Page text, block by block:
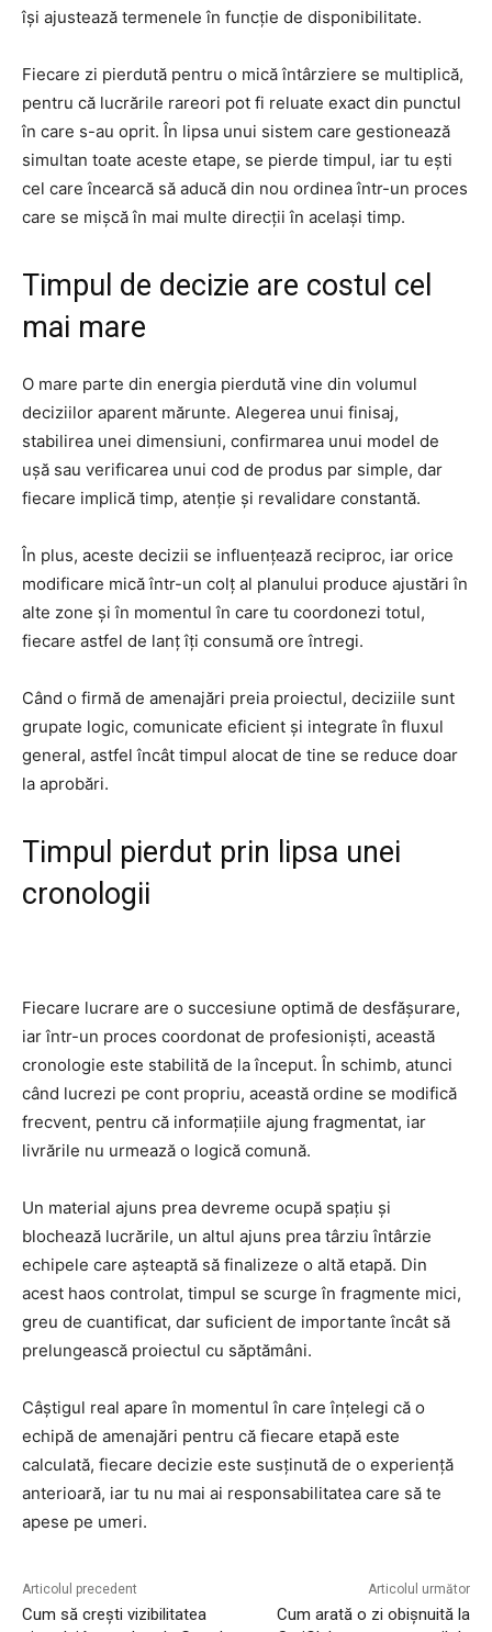
își ajustează termenele în funcție de disponibilitate.
Fiecare zi pierdută pentru o mică întârziere se multiplică,
pentru că lucrările rareori pot fi reluate exact din punctul
în care s-au oprit. În lipsa unui sistem care gestionează
simultan toate aceste etape, se pierde timpul, iar tu ești
cel care încearcă să aducă din nou ordinea într-un proces
care se mișcă în mai multe direcții în același timp.
Timpul de decizie are costul cel
mai mare
O mare parte din energia pierdută vine din volumul
deciziilor aparent mărunte. Alegerea unui finisaj,
stabilirea unei dimensiuni, confirmarea unui model de
ușă sau verificarea unui cod de produs par simple, dar
fiecare implică timp, atenție și revalidare constantă.
În plus, aceste decizii se influențează reciproc, iar orice
modificare mică într-un colț al planului produce ajustări în
alte zone și în momentul în care tu coordonezi totul,
fiecare astfel de lanț îți consumă ore întregi.
Când o firmă de amenajări preia proiectul, deciziile sunt
grupate logic, comunicate eficient și integrate în fluxul
general, astfel încât timpul alocat de tine se reduce doar
la aprobări.
Timpul pierdut prin lipsa unei
cronologii
Fiecare lucrare are o succesiune optimă de desfășurare,
iar într-un proces coordonat de profesioniști, această
cronologie este stabilită de la început. În schimb, atunci
când lucrezi pe cont propriu, această ordine se modifică
frecvent, pentru că informațiile ajung fragmentat, iar
livrările nu urmează o logică comună.
Un material ajuns prea devreme ocupă spațiu și
blochează lucrările, un altul ajuns prea târziu întârzie
echipele care așteaptă să finalizeze o altă etapă. Din
acest haos controlat, timpul se scurge în fragmente mici,
greu de cuantificat, dar suficient de importante încât să
prelungească proiectul cu săptămâni.
Câștigul real apare în momentul în care înțelegi că o
echipă de amenajări pentru că fiecare etapă este
calculată, fiecare decizie este susținută de o experiență
anterioară, iar tu nu mai ai responsabilitatea care să te
apese pe umeri.
Articolul precedent
Cum să crești vizibilitatea
Articolul următor
Cum arată o zi obișnuită la